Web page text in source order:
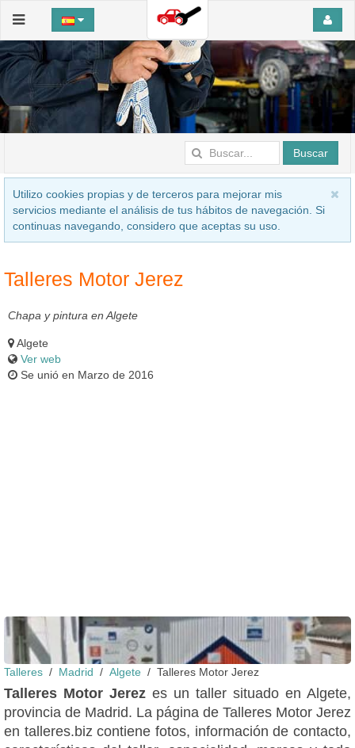
Buscar
Utilizo cookies propias y de terceros para mejorar mis
servicios mediante el análisis de tus hábitos de navegación. Si
continuas navegando, considero que aceptas su uso.
Talleres Motor Jerez
Chapa y pintura en Algete
Algete
Ver web
Se unió en Marzo de 2016
Fachada
Talleres Madrid Algete Talleres Motor Jerez
Talleres Motor Jerez es un taller situado en Algete,
provincia de Madrid. La página de Talleres Motor Jerez
en talleres.biz contiene fotos, información de contacto,